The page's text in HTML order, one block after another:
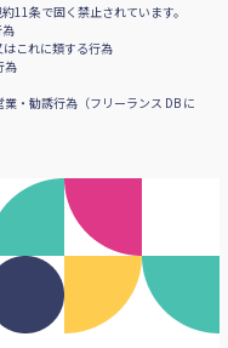
11条で固く禁止されています。
為
はこれに類する行為
為
・勧誘行為（フリーランス DB に